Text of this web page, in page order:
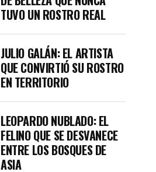
TUVO UN ROSTRO REAL
JULIO GALÁN: EL ARTISTA
QUE CONVIRTIÓ SU ROSTRO
EN TERRITORIO
LEOPARDO NUBLADO: EL
FELINO QUE SE DESVANECE
ENTRE LOS BOSQUES DE
ASIA